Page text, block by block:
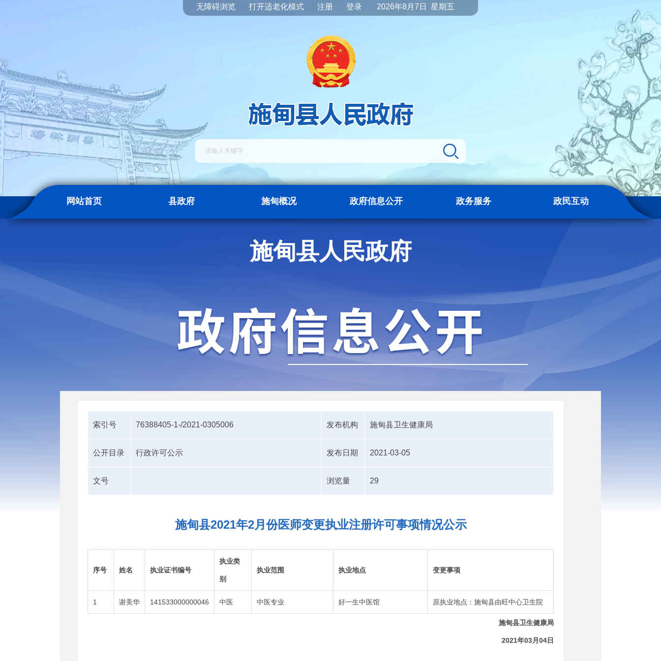
无障碍浏览 打开适老化模式 注册 登录 2026年8月7日 星期五
网站首页 县政府 施甸概况 政府信息公开 政务服务 政民互动
施甸资讯
施甸县人民政府
索引号 76388405-1-/2021-0305006 发布机构 施甸县卫生健康局
公开目录 行政许可公示 发布日期 2021-03-05
文号 浏览量 29
施甸县2021年2月份医师变更执业注册许可事项情况公示
序号 姓名 执业证书编号
执业类
别
执业范围 执业地点 变更事项
1 谢美华 141533000000046 中医 中医专业 好一生中医馆 原执业地点：施甸县由旺中心卫生院
施甸县卫生健康局
2021年03月 04日